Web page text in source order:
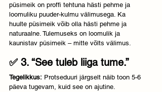
püsimeik on proffi tehtuna hästi pehme ja
loomuliku puuder-kulmu välimusega. Ka
huulte püsimeik võib olla hästi pehme ja
naturaalne. Tulemuseks on loomulik ja
kaunistav püsimeik – mitte võlts välimus.
✅ 3. “See tuleb liiga tume.”
Tegelikkus: Protseduuri järgselt näib toon 5-6
päeva tugevam, kuid see on ajutine.